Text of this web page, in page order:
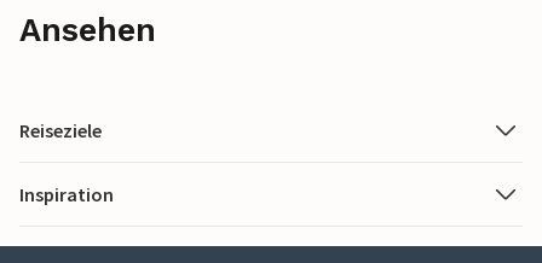
Ansehen
Reiseziele
Inspiration